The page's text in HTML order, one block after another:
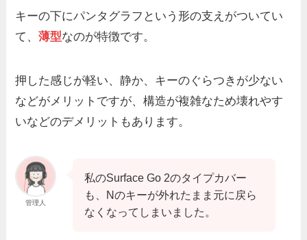
キーの下にパンタグラフという形の支えがついてい
て、薄型なのが特徴です。
押した感じが軽い、静か、キーのぐらつきが少ない
などがメリットですが、構造が複雑なため壊れやす
いなどのデメリットもあります。
管理人
私のSurface Go 2のタイプカバー
も、Nのキーが外れたまま元に戻ら
なくなってしまいました。